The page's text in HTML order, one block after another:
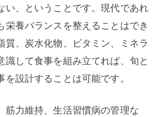
い、ということです。現代であれ
栄養バランスを整えることはでき
質、炭水化物、ビタミン、ミネラ
識して食事を組み立てれば、旬と
設計することは可能です。
筋力維持、生活習慣病の管理な